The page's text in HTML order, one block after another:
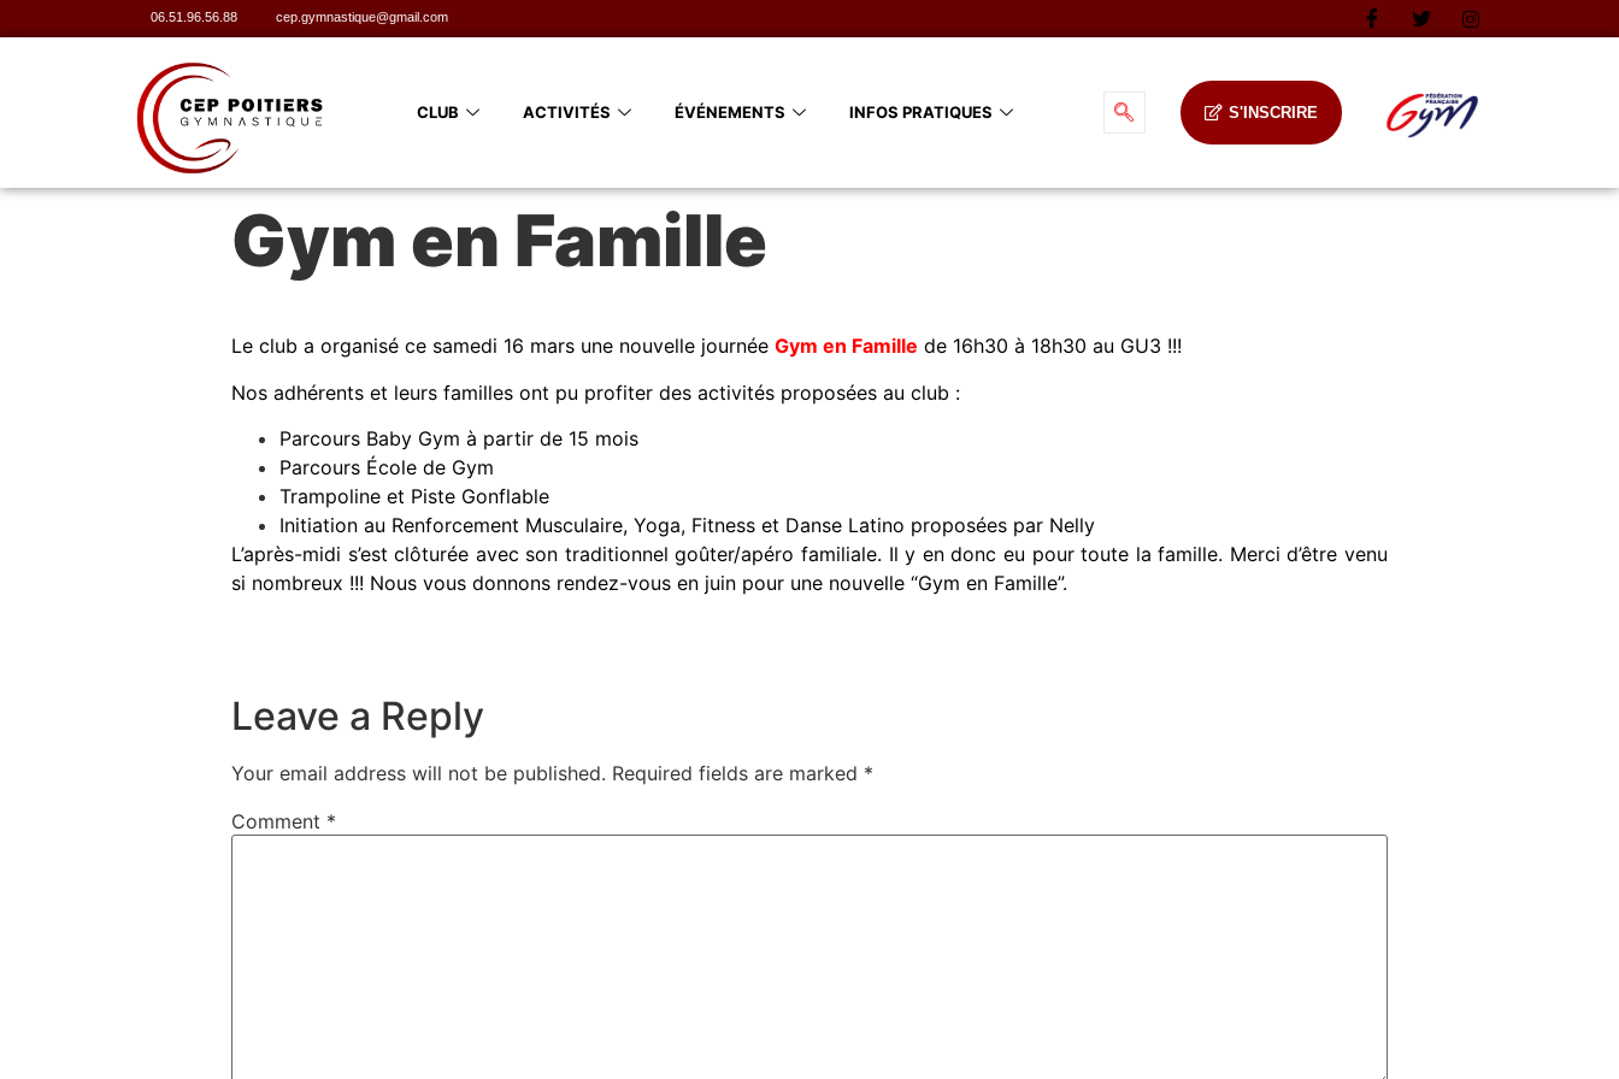
06.51.96.56.88 cep.gymnastique@gmail.com
CLUB ACTIVITÉS ÉVÉNEMENTS INFOS PRATIQUES S'INSCRIRE
Gym en Famille
Le club a organisé ce samedi 16 mars une nouvelle journée Gym en Famille de 16h30 à 18h30 au GU3 !!!
Nos adhérents et leurs familles ont pu profiter des activités proposées au club :
Parcours Baby Gym à partir de 15 mois
Parcours École de Gym
Trampoline et Piste Gonflable
Initiation au Renforcement Musculaire, Yoga, Fitness et Danse Latino proposées par Nelly
L’après-midi s’est clôturée avec son traditionnel goûter/apéro familiale. Il y en donc eu pour toute la famille. Merci d’être venu
si nombreux !!! Nous vous donnons rendez-vous en juin pour une nouvelle “Gym en Famille”.
Leave a Reply
Your email address will not be published. Required fields are marked *
Comment *